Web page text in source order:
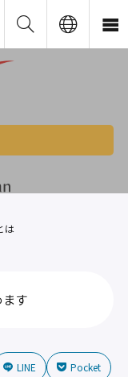
は
す
LINE Pocket